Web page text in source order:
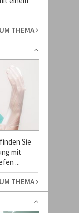
THEMA
Sie
mit
...
THEMA